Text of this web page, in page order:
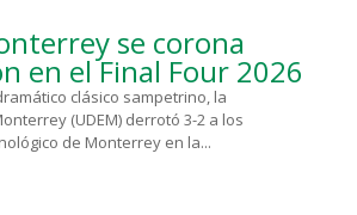
se corona
en el Final Four 2026
clásico sampetrino, la
(UDEM) derrotó 3-2 a los
de Monterrey en la...